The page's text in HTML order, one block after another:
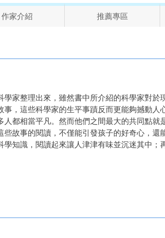
作家介紹 推薦專區
家整理出來，雖然書中所介紹的科學家對
，這些科學家的生平事蹟反而更能夠撼動人
都相當平凡。然而他們之間最大的共同點
故事的閱讀，不僅能引發孩子的好奇心，還
知識，閱讀起來讓人津津有味並沉迷其中